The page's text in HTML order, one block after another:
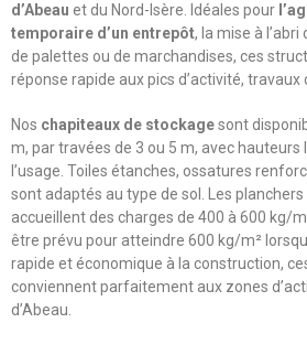
d’Abeau et du Nord-Isère. Idéales pour
temporaire d’un entrepôt, la mise à l’abri
de palettes ou de marchandises, ces
réponse rapide aux pics d’activité, travaux
Nos chapiteaux de stockagesont
m, par travées de 3 ou 5 m, avec hauteurs
l’usage. Toiles étanches, ossatures
sont adaptés au type de sol. Les
accueillent des charges de 400 à 600 kg/
être prévu pour atteindre 600 kg/m²
rapide et économique à la construction,
conviennent parfaitement aux zones
d’Abeau.